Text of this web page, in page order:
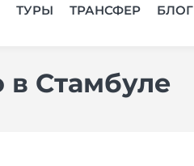
ТУРЫ ТРАНСФЕР БЛОГ
Стамбуле